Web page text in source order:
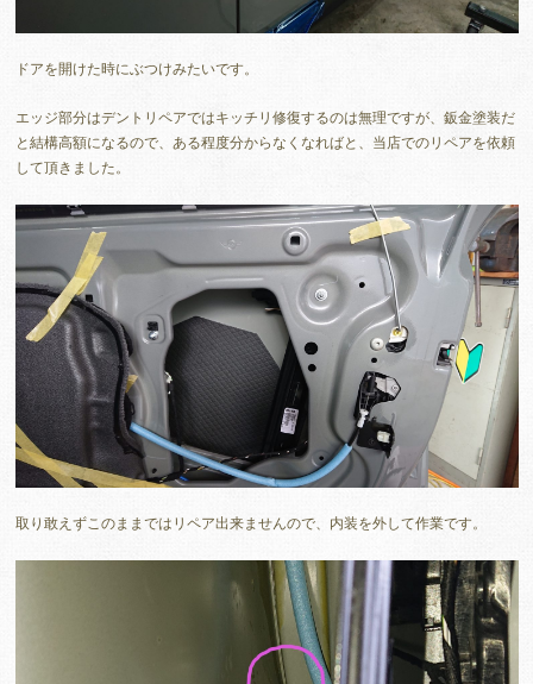
ドアを開けた時にぶつけみたいです。
エッジ部分はデントリペアではキッチリ修復するのは無理ですが、鈑金塗装だ
と結構高額になるので、ある程度分からなくなればと、当店でのリペアを依頼
して頂きました。
取り敢えずこのままではリペア出来ませんので、内装を外して作業です。